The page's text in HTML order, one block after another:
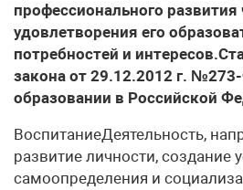
профессионального развития
удовлетворения его
потребностей и
закона от 29.12.2012 г.
образовании в Российской
ВоспитаниеДеятельность,
развитие личности, создание
самоопределения и